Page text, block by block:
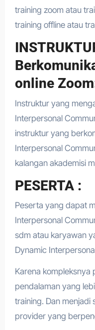
training zoom atau
training offline atau
online
Instruktur yang
Interpersonal
instruktur yang
Interpersonal
kalangan akademisi
PESERTA :
Peserta yang dapat
Interpersonal
sdm atau karyawan
Dynamic
Karena kompleksnya
pendalaman yang
training. Dan menjadi
provider yang